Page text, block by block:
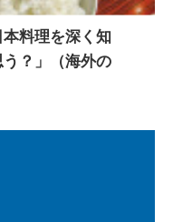
料理を深く知
？」（海外の